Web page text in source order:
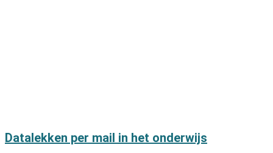
Datalekken per mail in het onderwijs